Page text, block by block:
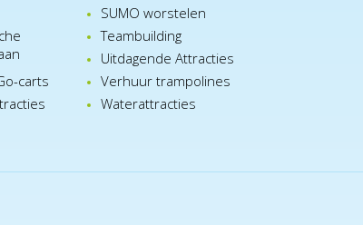
SUMO worstelen
Teambuilding
Uitdagende Attracties
carts
Verhuur trampolines
Waterattracties